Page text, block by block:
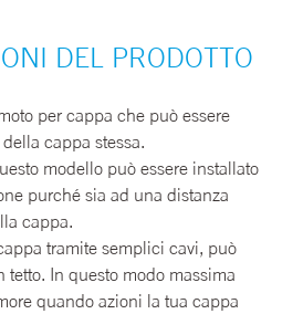
DEL PRODOTTO
per cappa che può essere
cappa stessa.
modello può essere installato
purché sia ad una distanza
cappa.
tramite semplici cavi, può
tetto. In questo modo massima
quando azioni la tua cappa